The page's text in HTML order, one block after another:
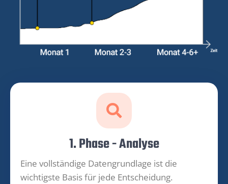
1. Phase - Analyse
Eine vollständige Datengrundlage ist die
wichtigste Basis für jede Entscheidung.